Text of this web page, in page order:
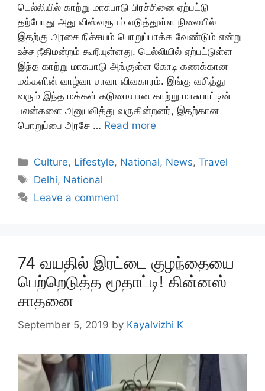
டெல்லியில் காற்று மாசுபாடு பிரச்சினை ஏற்பட்டு
தற்போது அது விஸ்வரூபம் எடுத்துள்ள நிலையில்
இதற்கு அரசை நிச்சயம் பொறுப்பாக்க வேண்டும் என்று
உச்ச நீதிமன்றம் கூறியுள்ளது. டெல்லியில் ஏற்பட்டுள்ள
இந்த காற்று மாசுபாடு அங்குள்ள கோடி கணக்கான
மக்களின் வாழ்வா சாவா விவகாரம். இங்கு வசித்து
வரும் இந்த மக்கள் கடுமையான காற்று மாசுபாட்டின்
பலன்களை அனுபவித்து வருகின்றனர், இதற்கான
பொறுப்பை அரசே … Read more
Categories
Culture, Lifestyle, National, News,Travel
Tags
Delhi, National
Leave a comment
74 வயதில் இரட்டை குழந்தையை
பெற்றெடுத்த மூதாட்டி! கின்னஸ்
சாதனை
September 5, 2019 by Kayalvizhi K